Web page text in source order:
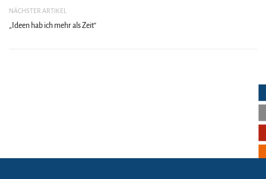
NÄCHSTER ARTIKEL
„Ideen hab ich mehr als Zeit“